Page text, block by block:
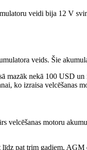
veidi bija 12 V
veids. Šie
mazāk nekā 100 USD
ko izraisa velcēšanas
velcēšanas motoru
pat trim gadiem,